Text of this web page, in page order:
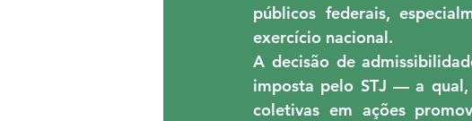
públicos federais,
exercício nacional.
A decisão de
imposta pelo STJ — a qual,
coletivas em ações